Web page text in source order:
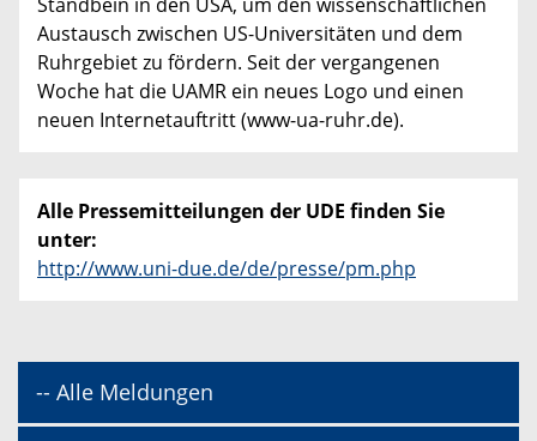
Austausch zwischen US-Universitäten und dem
Ruhrgebiet zu fördern. Seit der vergangenen
Woche hat die UAMR ein neues Logo und einen
neuen Internetauftritt (www-ua-ruhr.de).
Alle Pressemitteilungen der UDE finden Sie
unter:
http://www.uni-due.de/de/presse/pm.php
-- Alle Meldungen